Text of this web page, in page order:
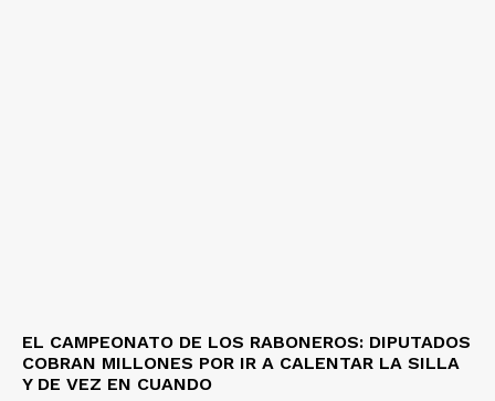
EL CAMPEONATO DE LOS RABONEROS: DIPUTADOS
COBRAN MILLONES POR IR A CALENTAR LA SILLA
Y DE VEZ EN CUANDO